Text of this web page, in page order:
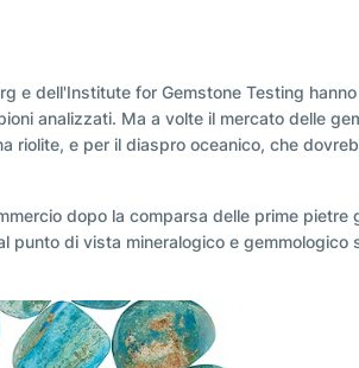
e dell'Institute for Gemstone Testing
analizzati. Ma a volte il mercato delle
riolite, e per il diaspro oceanico, che
dopo la comparsa delle prime pietre
di vista mineralogico e gemmologico